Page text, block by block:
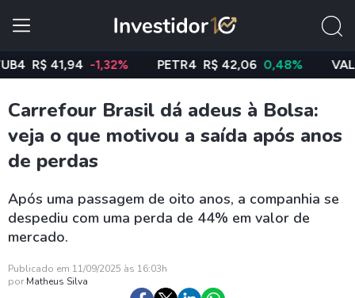
R$ 41,94 -1,32% PETR4 R$ 42,06 0,48% VALE3
Carrefour Brasil dá adeus à Bolsa:
veja o que motivou a saída após anos
de perdas
Após uma passagem de oito anos, a companhia se
despediu com uma perda de 44% em valor de
mercado.
Publicado em 11/09/2025 às 16:03h
por Matheus Silva